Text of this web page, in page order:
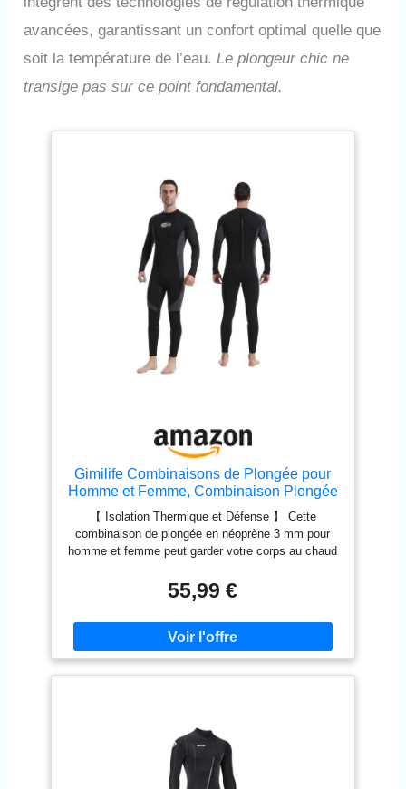
avancées, garantissant un confort optimal quelle que
soit la température de l’eau.Le plongeur chic ne
transige pas sur ce point fondamental.
Gimilife Combinaisons de Plongée pour
Homme et Femme, Combinaison Plongée
Homme Shorty 3MM/ FullWetsuit
Néoprène Femme pour Rester au Chaud
dans l'eau Froide Lors de Plongée, Ssurf,
Snorkeling
【 Isolation Thermique et Défense 】 Cette
combinaison de plongée en néoprène 3 mm pour
homme et femme peut garder votre corps au chaud
combinaisons de plongée à micro-élasticité peuvent
vous protéger des objets pointus tels que les
rochers et de la vie marine comme les méduses,
les coraux et les poissons. 【Collier Velcro réglable
et fermeture éclair facile】Les combinaisons de
plongée sont dotées d'un col Velcro réglable qui
combinaison plongée homme femme. Les zones
clés sont renforcées avec un matériau Noeprène
ultra-flexible de 2 mm pour une flexibilité accrue. 【
55,99 €